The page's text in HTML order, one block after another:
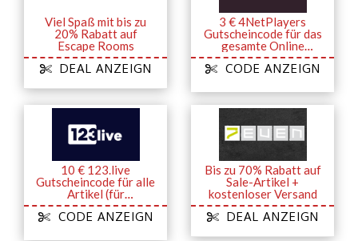
Viel Spaß mit bis zu
20% Rabatt auf
Escape Rooms
DEAL ANZEIGN
3 € 4NetPlayers
Gutscheincode für das
gesamte Online
Gaming Sortiment
CODE ANZEIGN
10 € 123.live
Gutscheincode für alle
Artikel (für
Neukunden)
CODE ANZEIGN
Bis zu 70% Rabatt auf
Sale-Artikel +
kostenloser Versand
DEAL ANZEIGN